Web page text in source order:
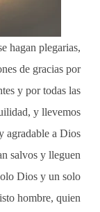
hagan plegarias,
de gracias por
y por todas las
y llevemos
agradable a Dios
salvos y lleguen
Dios y un solo
hombre, quien